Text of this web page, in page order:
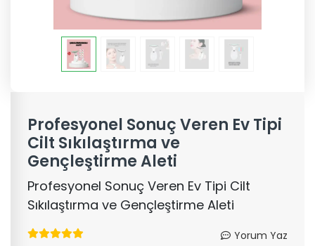
Profesyonel Sonuç Veren Ev Tipi
Cilt Sıkılaştırma ve
Gençleştirme Aleti
Profesyonel Sonuç Veren Ev Tipi Cilt
Sıkılaştırma ve Gençleştirme Aleti
Yorum Yaz